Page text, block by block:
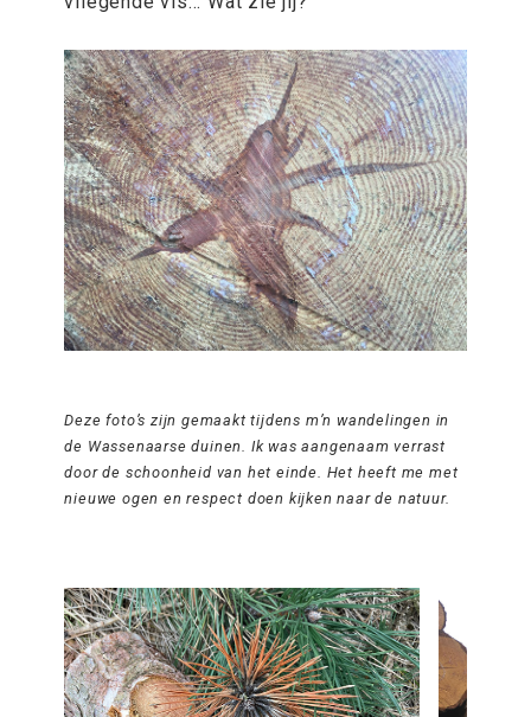
Deze foto’s zijn gemaakt tijdens m’n wandelingen in
de Wassenaarse duinen. Ik was aangenaam verrast
door de schoonheid van het einde. Het heeft me met
nieuwe ogen en respect doen kijken naar de natuur.